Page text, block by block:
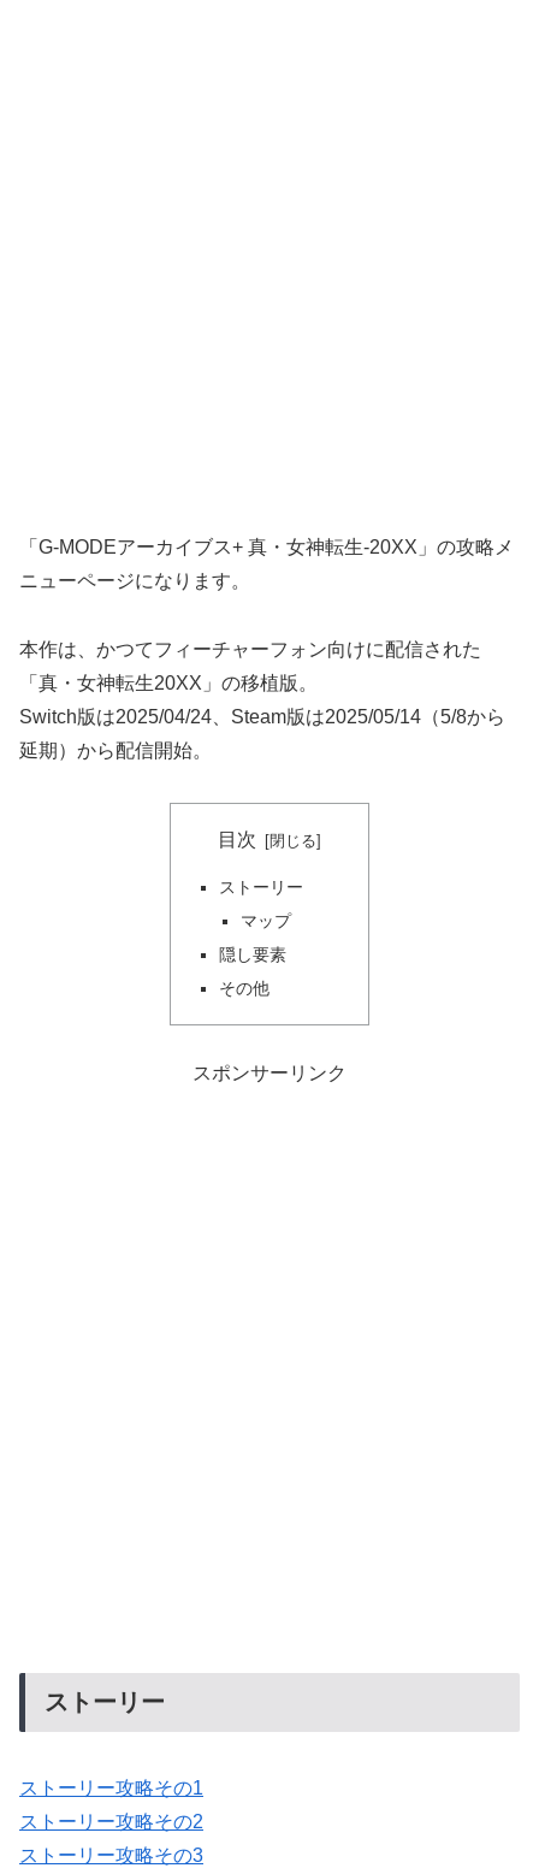
「G-MODEアーカイブス+ 真・女神転生-20XX」の攻略メ
ニューページになります。
本作は、かつてフィーチャーフォン向けに配信された
「真・女神転生20XX」の移植版。
Switch版は2025/04/24、Steam版は2025/05/14（5/8から
延期）から配信開始。
目次
ストーリー
マップ
隠し要素
その他
スポンサーリンク
ストーリー
ストーリー攻略その1
ストーリー攻略その2
ストーリー攻略その3